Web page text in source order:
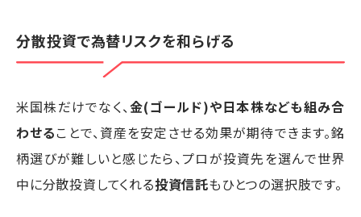
分散投資で為替リスクを和らげる
米国株だけでなく、金(ゴールド)や日本株なども組み合
わせることで、資産を安定させる効果が期待できます。銘
柄選びが難しいと感じたら、プロが投資先を選んで世界
中に分散投資してくれる投資信託もひとつの選択肢です。